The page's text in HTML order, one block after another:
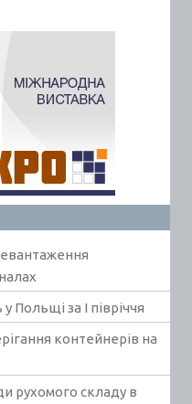
Польщі за І півріччя
контейнерів на
рухомого складу в